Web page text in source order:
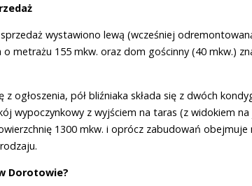
wystawiono lewą (wcześniej
o metrażu 155 mkw. oraz dom gościnny (40 mkw.)
z ogłoszenia, pół bliźniaka składa się z dwóch
wypoczynkowy z wyjściem na taras (z widokiem
1300 mkw. i oprócz zabudowań
Dorotowie?